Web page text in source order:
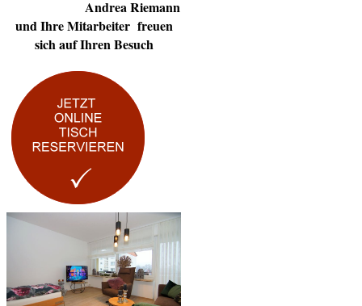
Andrea Riemann
und Ihre Mitarbeiter freuen
sich auf Ihren Besuch